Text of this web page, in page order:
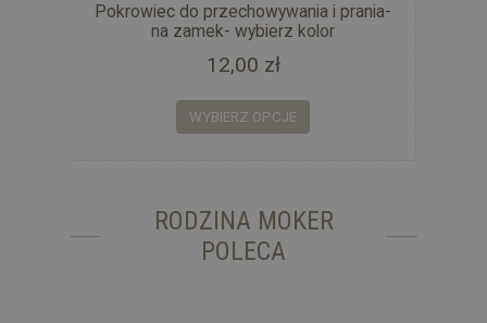
Pokrowiec do przechowywania i prania-
na zamek- wybierz kolor
12,00 zł
WYBIERZ OPCJE
RODZINA MOKER
POLECA